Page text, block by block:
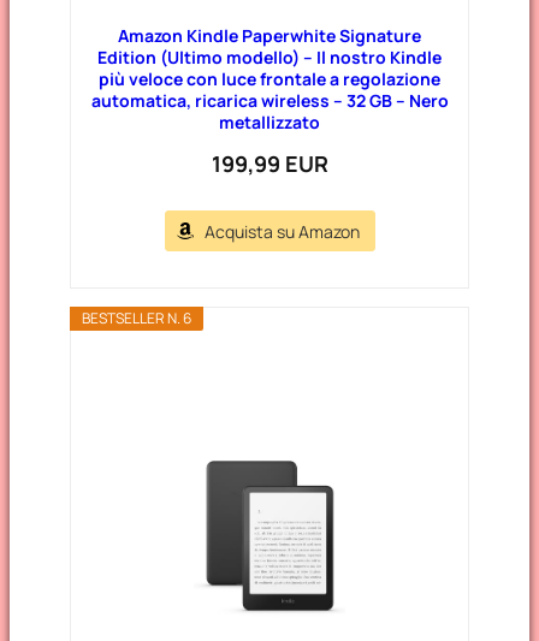
Amazon Kindle Paperwhite Signature
Edition (Ultimo modello) – Il nostro Kindle
più veloce con luce frontale a regolazione
automatica, ricarica wireless – 32 GB – Nero
metallizzato
199,99 EUR
Acquista su Amazon
BESTSELLER N. 6